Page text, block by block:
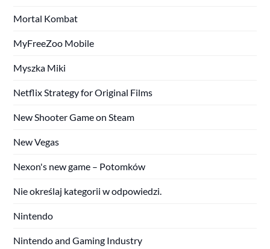
Mortal Kombat
MyFreeZoo Mobile
Myszka Miki
Netflix Strategy for Original Films
New Shooter Game on Steam
New Vegas
Nexon's new game – Potomków
Nie określaj kategorii w odpowiedzi.
Nintendo
Nintendo and Gaming Industry